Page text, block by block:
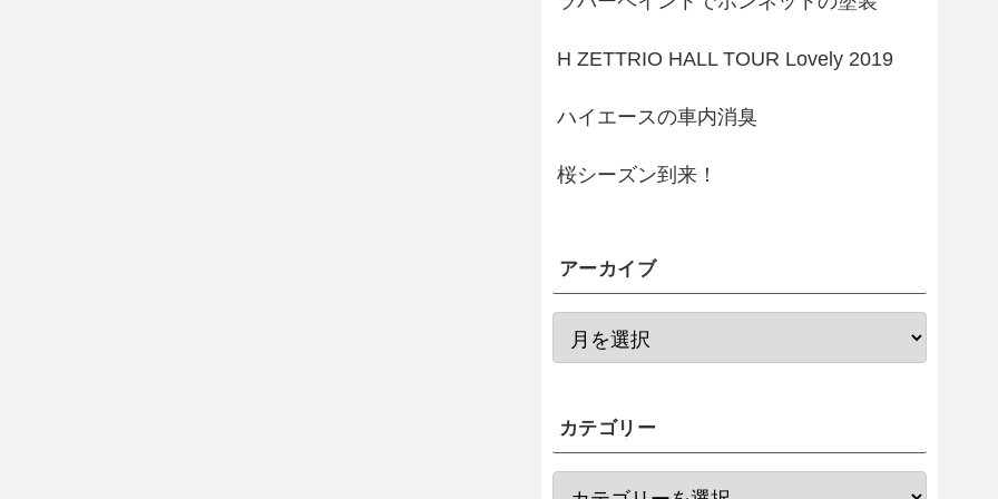
H ZETTRIO HALL TOUR Lovely 2019
ハイエースの車内消臭
桜シーズン到来！
アーカイブ
カテゴリー